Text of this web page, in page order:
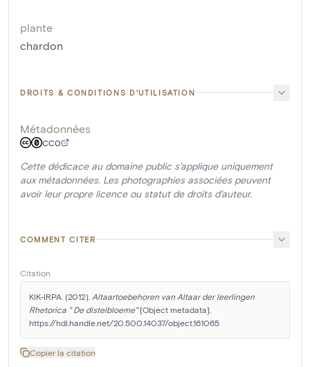
plante
chardon
DROITS & CONDITIONS D'UTILISATION
Métadonnées
CC0
Cette dédicace au domaine public s'applique uniquement
aux métadonnées. Les photographies associées peuvent
avoir leur propre licence ou statut de droits d'auteur.
COMMENT CITER
Citation
KIK-IRPA. (2012). Altaartoebehoren van Altaar der leerlingen
Rhetorica " De distelbloeme" [Object metadata].
https://hdl.handle.net/20.500.14037/object.161065
Copier la citation